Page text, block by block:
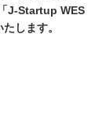
J-Startup WES
します。